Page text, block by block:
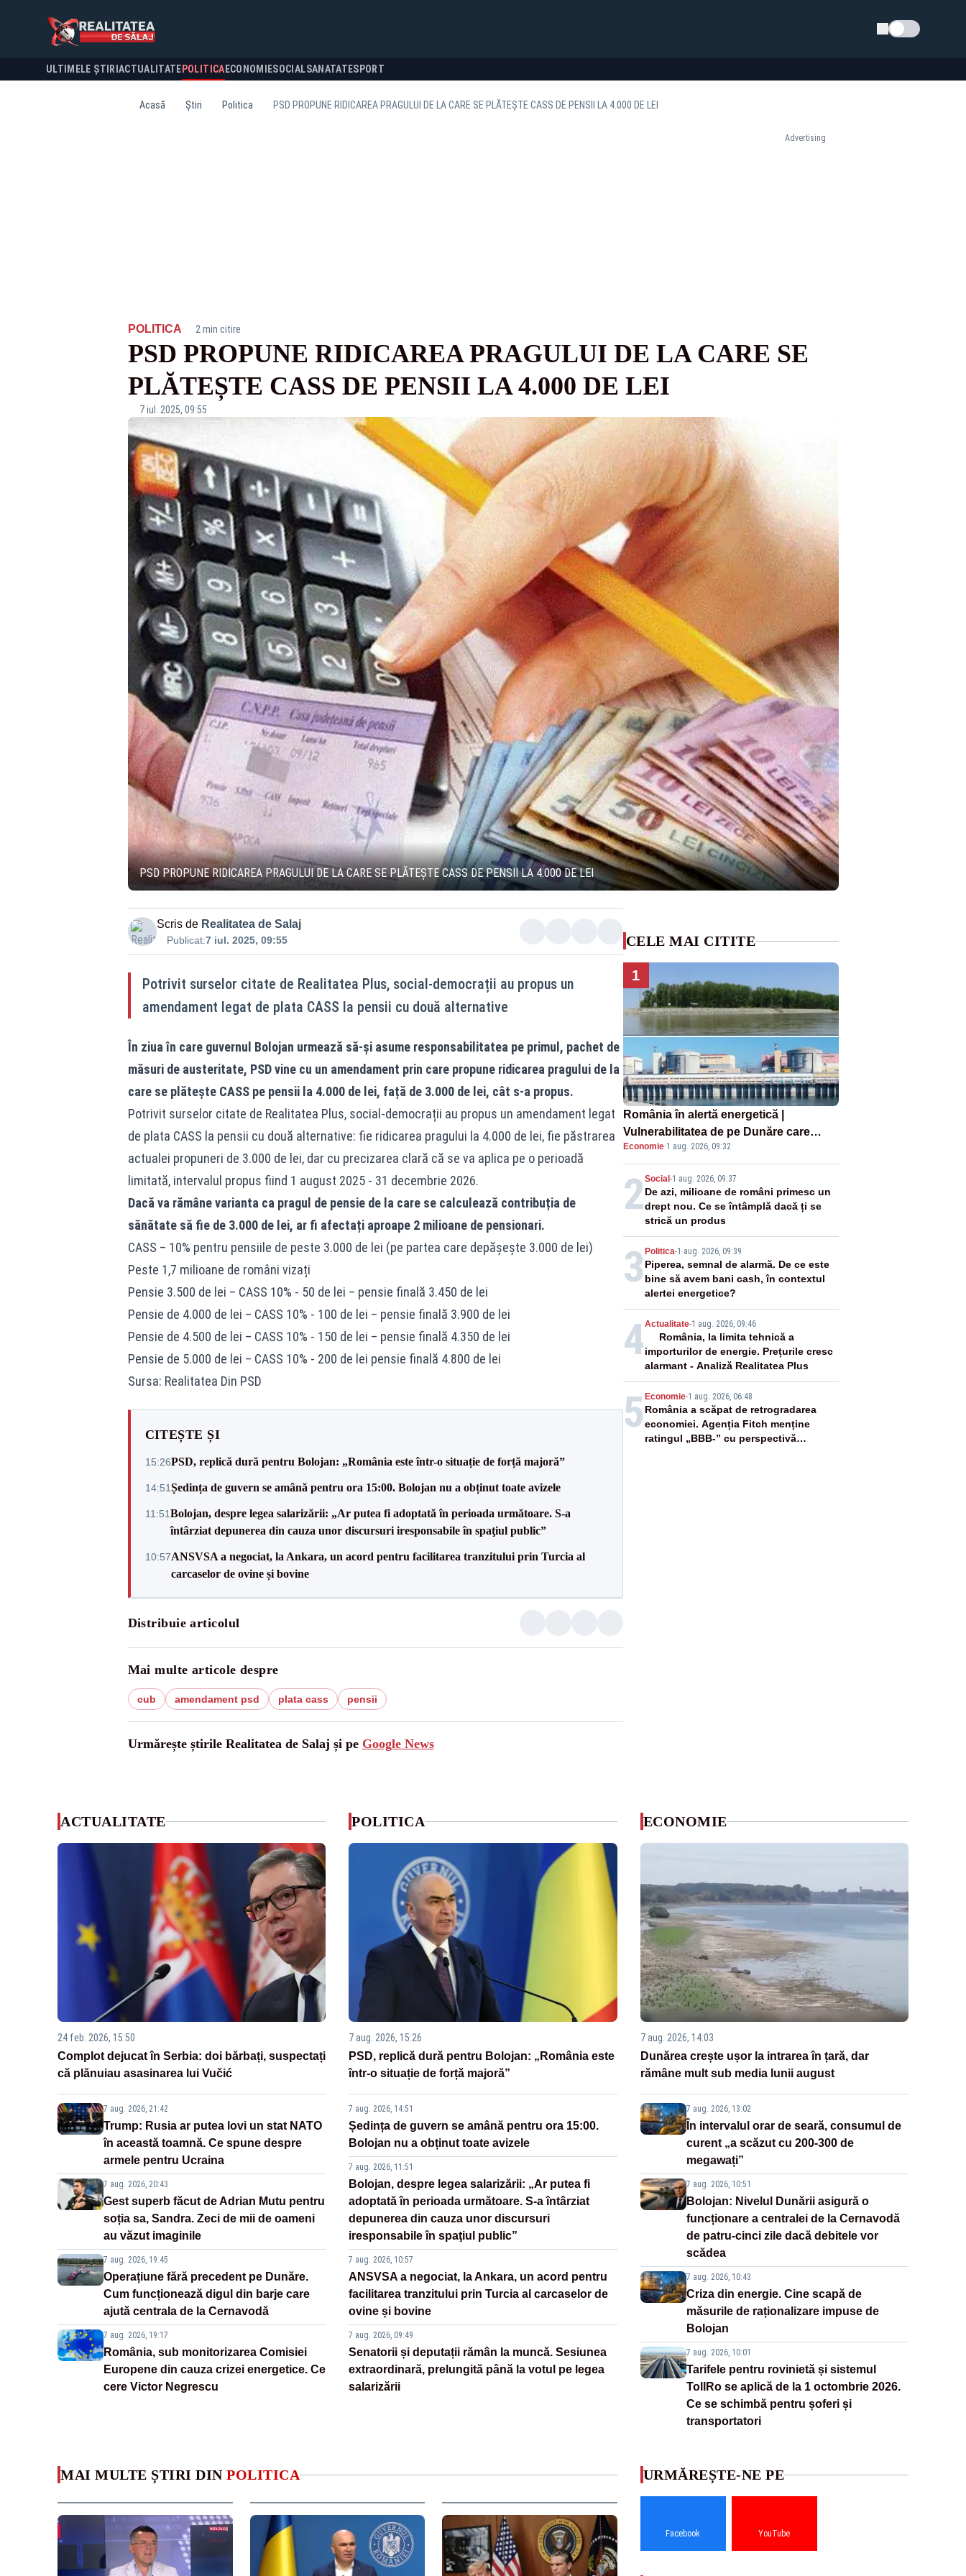
Schimba tema
ULTIMELE ȘTIRI ACTUALITATE POLITICA ECONOMIESOCIALSANATATESPORT
Acasă Știri Politica PSD PROPUNE RIDICAREA PRAGULUI DE LA CARE SE PLĂTEȘTE CASS DE PENSII LA 4.000 DE LEI
Advertising
POLITICA· 2 min citire
PSD PROPUNE RIDICAREA PRAGULUI DE LA CARE SE
PLĂTEȘTE CASS DE PENSII LA 4.000 DE LEI
7 iul. 2025, 09:55
PSD PROPUNE RIDICAREA PRAGULUI DE LA CARE SE PLĂTEȘTE CASS DE PENSII LA 4.000 DE LEI
Scris de Realitatea de Salaj
Publicat:7 iul. 2025, 09:55
Potrivit surselor citate de Realitatea Plus, social-democrații au propus un
amendament legat de plata CASS la pensii cu două alternative
În ziua în care guvernul Bolojan urmează să-și asume responsabilitatea pe primul, pachet de
măsuri de austeritate, PSD vine cu un amendament prin care propune ridicarea pragului de la
care se plătește CASS pe pensii la 4.000 de lei, față de 3.000 de lei, cât s-a propus.
Potrivit surselor citate de Realitatea Plus, social-democrații au propus un amendament legat
de plata CASS la pensii cu două alternative: fie ridicarea pragului la 4.000 de lei, fie păstrarea
actualei propuneri de 3.000 de lei, dar cu precizarea clară că se va aplica pe o perioadă
limitată, intervalul propus fiind 1 august 2025 - 31 decembrie 2026.
Dacă va rămâne varianta ca pragul de pensie de la care se calculează contribuția de
sănătate să fie de 3.000 de lei, ar fi afectați aproape 2 milioane de pensionari.
CASS – 10% pentru pensiile de peste 3.000 de lei (pe partea care depășește 3.000 de lei)
Peste 1,7 milioane de români vizați
Pensie 3.500 de lei – CASS 10% - 50 de lei – pensie finală 3.450 de lei
Pensie de 4.000 de lei – CASS 10% - 100 de lei – pensie finală 3.900 de lei
Pensie de 4.500 de lei – CASS 10% - 150 de lei – pensie finală 4.350 de lei
Pensie de 5.000 de lei – CASS 10% - 200 de lei pensie finală 4.800 de lei
Sursa: Realitatea Din PSD
CITEȘTE ȘI
15:26PSD, replică dură pentru Bolojan: „România este într-o situație de forță majoră”
14:51Ședința de guvern se amână pentru ora 15:00. Bolojan nu a obținut toate avizele
11:51Bolojan, despre legea salarizării: „Ar putea fi adoptată în perioada următoare. S-a
întârziat depunerea din cauza unor discursuri iresponsabile în spaţiul public”
10:57ANSVSA a negociat, la Ankara, un acord pentru facilitarea tranzitului prin Turcia al
carcaselor de ovine și bovine
Distribuie articolul
Mai multe articole despre
cub amendament psd plata cass pensii
Urmărește știrile Realitatea de Salaj și pe Google News
CELE MAI CITITE
1
România în alertă energetică |
Vulnerabilitatea de pe Dunăre care
pune în pericol Centrala Cernavodă era
cunoscută de pe vremea lui Ceaușescu
Economie·1 aug. 2026, 09:32
2Social -1 aug. 2026, 09:37
De azi, milioane de români primesc un
drept nou. Ce se întâmplă dacă ți se
strică un produs
3 Politica-1 aug. 2026, 09:39
Piperea, semnal de alarmă. De ce este
bine să avem bani cash, în contextul
alertei energetice?
4Actualitate-1 aug. 2026, 09:46
România, la limita tehnică a
importurilor de energie. Prețurile cresc
alarmant - Analiză Realitatea Plus
5 Economie-1 aug. 2026, 06:48
România a scăpat de retrogradarea
economiei. Agenția Fitch menține
ratingul „BBB-” cu perspectivă
ACTUALITATE
24 feb. 2026, 15:50
Complot dejucat în Serbia: doi bărbați, suspectați
că plănuiau asasinarea lui Vučić
7 aug. 2026, 21:42
Trump: Rusia ar putea lovi un stat NATO
în această toamnă. Ce spune despre
armele pentru Ucraina
7 aug. 2026, 20:43
Gest superb făcut de Adrian Mutu pentru
soția sa, Sandra. Zeci de mii de oameni
au văzut imaginile
7 aug. 2026, 19:45
Operațiune fără precedent pe Dunăre.
Cum funcționează digul din barje care
ajută centrala de la Cernavodă
7 aug. 2026, 19:17
România, sub monitorizarea Comisiei
Europene din cauza crizei energetice. Ce
cere Victor Negrescu
POLITICA
7 aug. 2026, 15:26
PSD, replică dură pentru Bolojan: „România este
într-o situație de forță majoră”
7 aug. 2026, 14:51
Ședința de guvern se amână pentru ora 15:00.
Bolojan nu a obținut toate avizele
7 aug. 2026, 11:51
Bolojan, despre legea salarizării: „Ar putea fi
adoptată în perioada următoare. S-a întârziat
depunerea din cauza unor discursuri
iresponsabile în spaţiul public”
7 aug. 2026, 10:57
ANSVSA a negociat, la Ankara, un acord pentru
facilitarea tranzitului prin Turcia al carcaselor de
ovine și bovine
7 aug. 2026, 09:49
Senatorii și deputații rămân la muncă. Sesiunea
extraordinară, prelungită până la votul pe legea
salarizării
ECONOMIE
7 aug. 2026, 14:03
Dunărea crește ușor la intrarea în țară, dar
rămâne mult sub media lunii august
7 aug. 2026, 13:02
În intervalul orar de seară, consumul de
curent „a scăzut cu 200-300 de
megawați”
7 aug. 2026, 10:51
Bolojan: Nivelul Dunării asigură o
funcționare a centralei de la Cernavodă
de patru-cinci zile dacă debitele vor
scădea
7 aug. 2026, 10:43
Criza din energie. Cine scapă de
măsurile de raționalizare impuse de
Bolojan
7 aug. 2026, 10:01
Tarifele pentru rovinietă și sistemul
TollRo se aplică de la 1 octombrie 2026.
Ce se schimbă pentru șoferi și
transportatori
MAI MULTE ȘTIRI DIN POLITICA URMĂREȘTE-NE PE
Facebook YouTube